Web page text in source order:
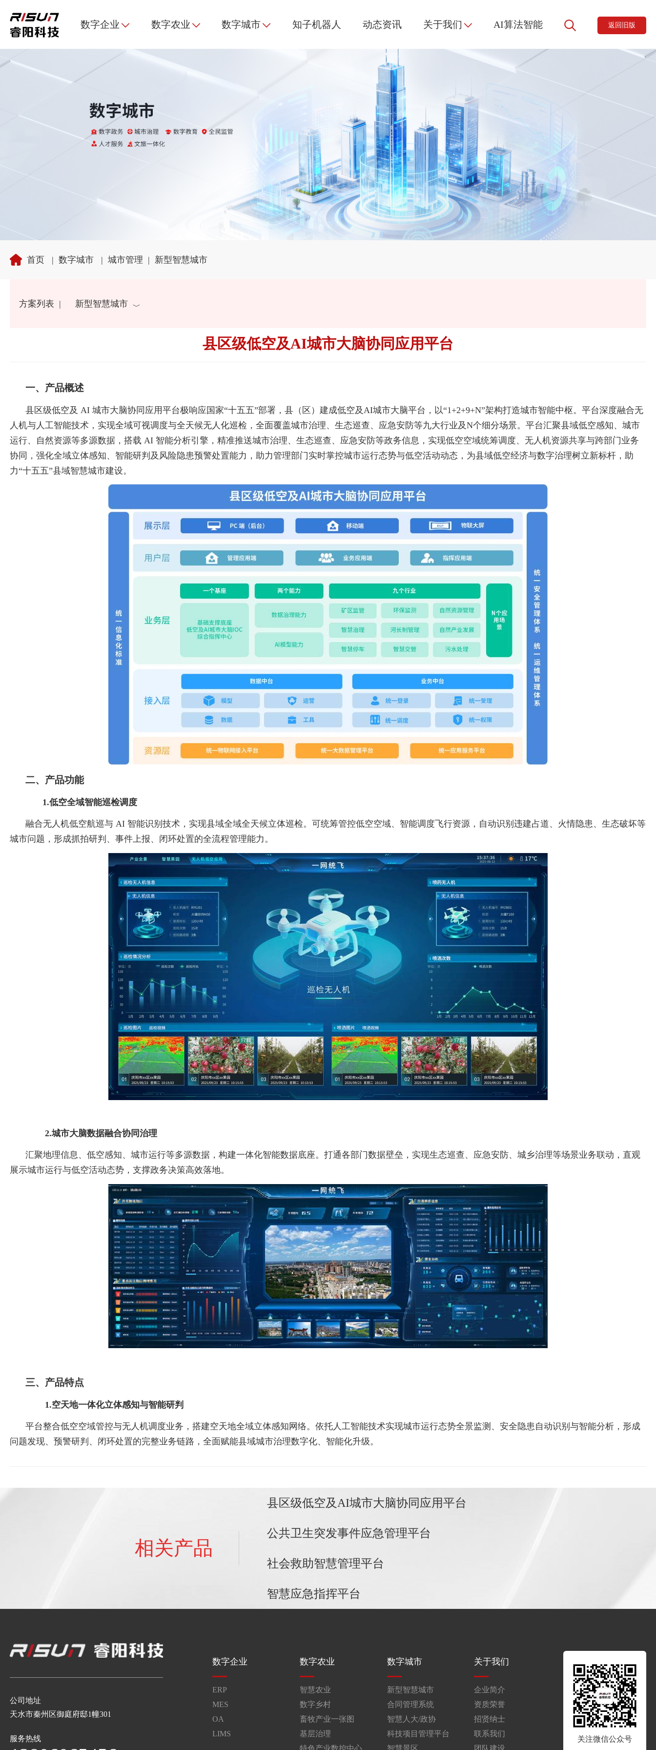
数字企业 数字农业 数字城市 知子机器人 动态资讯 关于我们 AI算法智能 返回旧版
首页 | 数字城市 | 城市管理 | 新型智慧城市
方案列表 | 新型智慧城市
县区级低空及AI城市大脑协同应用平台
一、产品概述
县区级低空及 AI 城市大脑协同应用平台极响应国家“十五五”部署，县（区）建成低空及AI城市大脑平台，以“1+2+9+N”架构打造城市智能中枢。平台深度融合无
人机与人工智能技术，实现全域可视调度与全天候无人化巡检，全面覆盖城市治理、生态巡查、应急安防等九大行业及N个细分场景。平台汇聚县域低空感知、城市
运行、自然资源等多源数据，搭载 AI 智能分析引擎，精准推送城市治理、生态巡查、应急安防等政务信息，实现低空空域统筹调度、无人机资源共享与跨部门业务
协同，强化全域立体感知、智能研判及风险隐患预警处置能力，助力管理部门实时掌控城市运行态势与低空活动动态，为县域低空经济与数字治理树立新标杆，助
力“十五五”县域智慧城市建设。
二、产品功能
1.低空全域智能巡检调度
融合无人机低空航巡与 AI 智能识别技术，实现县域全域全天候立体巡检。可统筹管控低空空域、智能调度飞行资源，自动识别违建占道、火情隐患、生态破坏等
城市问题，形成抓拍研判、事件上报、闭环处置的全流程管理能力。
2.城市大脑数据融合协同治理
汇聚地理信息、低空感知、城市运行等多源数据，构建一体化智能数据底座。打通各部门数据壁垒，实现生态巡查、应急安防、城乡治理等场景业务联动，直观
展示城市运行与低空活动态势，支撑政务决策高效落地。
三、产品特点
1.空天地一体化立体感知与智能研判
平台整合低空空域管控与无人机调度业务，搭建空天地全域立体感知网络。依托人工智能技术实现城市运行态势全景监测、安全隐患自动识别与智能分析，形成
问题发现、预警研判、闭环处置的完整业务链路，全面赋能县域城市治理数字化、智能化升级。
相关产品
县区级低空及AI城市大脑协同应用平台
公共卫生突发事件应急管理平台
社会救助智慧管理平台
智慧应急指挥平台
公司地址
天水市秦州区御庭府邸1幢301
服务热线
数字企业
ERP
MES
OA
LIMS
数字农业
智慧农业
数字乡村
畜牧产业一张图
基层治理
特色产业数控中心
数字城市
新型智慧城市
合同管理系统
智慧人大/政协
科技项目管理平台
智慧景区
关于我们
企业简介
资质荣誉
招贤纳士
联系我们
团队建设
关注微信公众号